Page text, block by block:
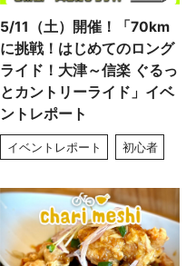
5/11（土）開催！「70km
に挑戦！はじめてのロング
ライド！大津～信楽 ぐるっ
とカントリーライド」イベ
ントレポート
イベントレポート 初心者